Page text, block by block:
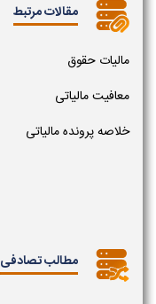
مقالات مرتبط
مالیات حقوق
معافیت مالیاتی
خلاصه پرونده مالیاتی
مطالب تصادفی